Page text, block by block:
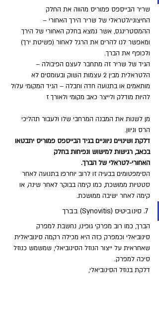
שריר הבייספס פמוריס מהווה את החלק
החיצוני/לטראלי של שריר הירך האחורי –
ההמסטרינגס, אשר נמצא בחלק האחורי של הירך
ומאפשר לנו להרים את הרגל לאחור (פשיטת ירך)
ולכופף את הברך.
הגיד של שריר זה מתחבר לעצם הפיבולה –
הלטראלית מבין 2 עצמות השוק ובעומסים לא
מותאמים או בתנועה חדה וחבלה – הגיד המקומי עלול
להיות מודלק ולייצר כאב מקומי ולאורך ז
מן לשנות את המבנה המרחבי שלו ולעבור תהליכי
הרס וניוון.
דלקת ושינויים ניווניים בגיד הבייספס פמוריס יתבטאו
בכאב, רגישות למישוש ונפיחות בחלק
האחורי-לטראלי של הברך.
הסימפטומים בבעיה זו לרוב יוחרפו בתנועה לאחר
סטטיות ממושכת, כמו קימה בבוקר לאחר שינה, או
קימה לאחר ישיבה ממושכת.
7. סינוביטיס (Synovitis) בברך
הברך, כמו רוב מפרקי גופינו, נחשבת למפרק
סינוביאלי וכמפרק כזה היא מכילה רקמה סינוביאלית
שאחראית על ייצור הנוזל הסינוביאלי, שמשמש כנוזל
סיכה למפרק.
דלקת בנוזל הסינוביאלי,